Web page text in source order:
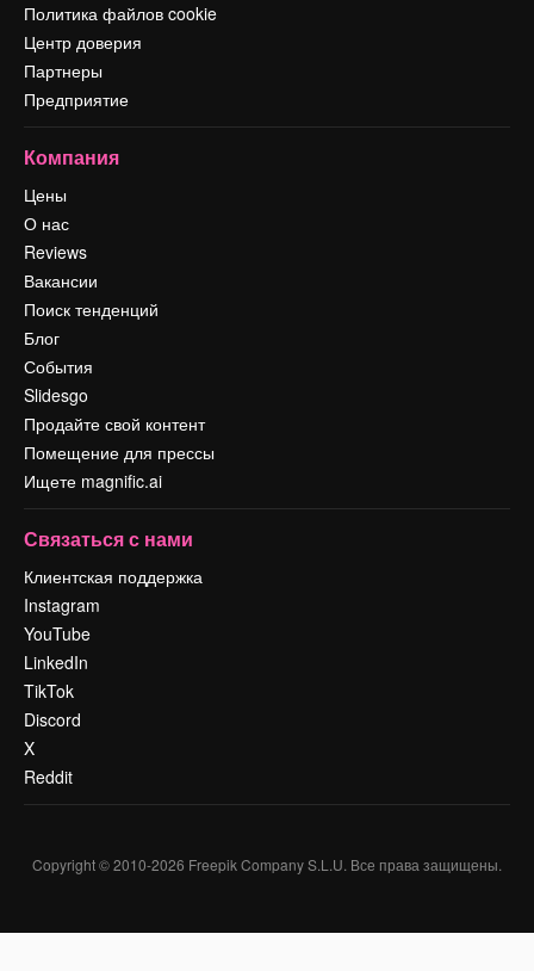
Политика файлов cookie
Центр доверия
Партнеры
Предприятие
Компания
Цены
О нас
Reviews
Вакансии
Поиск тенденций
Блог
События
Slidesgo
Продайте свой контент
Помещение для прессы
Ищете magnific.ai
Связаться с нами
Клиентская поддержка
Instagram
YouTube
LinkedIn
TikTok
Discord
X
Reddit
Copyright © 2010-2026 Freepik Company S.L.U. Все права защищены.